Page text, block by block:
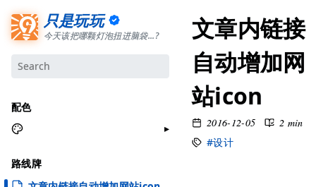
只是玩玩
今天该把哪颗灯泡扭进脑袋...?
配色
极夜黑
路线牌
文章内链接
自动增加网
站icon
2016-12-05
2 min
#设计